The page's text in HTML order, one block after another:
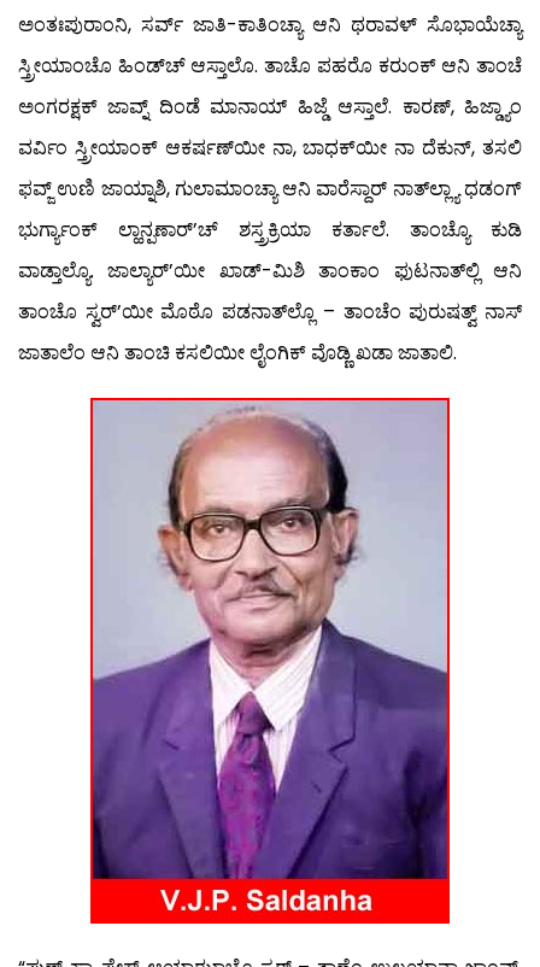
ಅಂತಃಪುರಾಂನಿ, ಸರ್ವ್ ಜಾತಿ-ಕಾತಿಂಚ್ಯಾ ಆನಿ ಥರಾವಳ್ ಸೊಭಾಯೆಚ್ಯಾ
ಸ್ತ್ರೀಯಾಂಚೊ ಹಿಂಡ್‍ಚ್ ಆಸ್ತಾಲೊ. ತಾಚೊ ಪಹರೊ ಕರುಂಕ್ ಆನಿ ತಾಂಚೆ
ಅಂಗರಕ್ಷಕ್ ಜಾವ್ನ್ ದಿಂಡೆ ಮಾನಾಯ್ ಹಿಜ್ಡೆ ಆಸ್ತಾಲೆ. ಕಾರಣ್, ಹಿಜ್ಡ್ಯಾಂ
ವರ್ವಿಂ ಸ್ತ್ರೀಯಾಂಕ್ ಆಕರ್ಷಣ್‍ಯೀ ನಾ, ಬಾಧಕ್‍ಯೀ ನಾ ದೆಕುನ್, ತಸಲಿ
ಫವ್ಜ್ ಉಣಿ ಜಾಯ್ನಾಶಿ, ಗುಲಾಮಾಂಚ್ಯಾ ಆನಿ ವಾರೆಸ್ದಾರ್ ನಾತ್‍ಲ್ಲ್ಯಾ ಧಡಂಗ್
ಭುರ್ಗ್ಯಾಂಕ್ ಲ್ಹಾನ್ಪಣಾರ್’ಚ್ ಶಸ್ತ್ರಕ್ರಿಯಾ ಕರ್ತಾಲೆ. ತಾಂಚ್ಯೊ ಕುಡಿ
ವಾಡ್ತಾಲ್ಯೊ. ಜಾಲ್ಯಾರ್’ಯೀ ಖಾಡ್-ಮಿಶಿ ತಾಂಕಾಂ ಫುಟನಾತ್‍ಲ್ಲಿ ಆನಿ
ತಾಂಚೊ ಸ್ವರ್’ಯೀ ಮೊಠೊ ಪಡನಾತ್‍ಲ್ಲೊ – ತಾಂಚೆಂ ಪುರುಷತ್ವ್ ನಾಸ್
ಜಾತಾಲೆಂ ಆನಿ ತಾಂಚಿ ಕಸಲಿಯೀ ಲೈಂಗಿಕ್ ವೊಡ್ಣಿ ಖಡಾ ಜಾತಾಲಿ.